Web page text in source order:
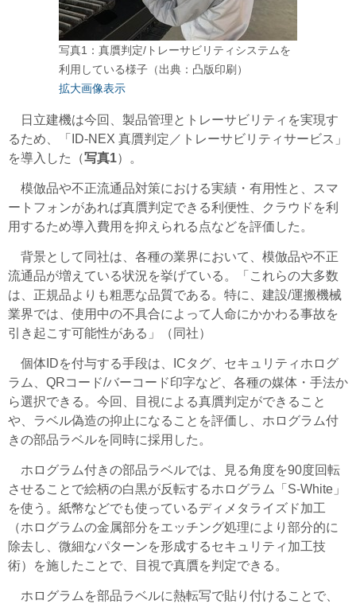
写真1：真贋判定/トレーサビリティシステムを
利用している様子（出典：凸版印刷）
拡大画像表示
日立建機は今回、製品管理とトレーサビリティを実現す
るため、「ID-NEX 真贋判定／トレーサビリティサービス」
を導入した（写真1）。
模倣品や不正流通品対策における実績・有用性と、スマ
ートフォンがあれば真贋判定できる利便性、クラウドを利
用するため導入費用を抑えられる点などを評価した。
背景として同社は、各種の業界において、模倣品や不正
流通品が増えている状況を挙げている。「これらの大多数
は、正規品よりも粗悪な品質である。特に、建設/運搬機械
業界では、使用中の不具合によって人命にかかわる事故を
引き起こす可能性がある」（同社）
個体IDを付与する手段は、ICタグ、セキュリティホログ
ラム、QRコード/バーコード印字など、各種の媒体・手法か
ら選択できる。今回、目視による真贋判定ができること
や、ラベル偽造の抑止になることを評価し、ホログラム付
きの部品ラベルを同時に採用した。
ホログラム付きの部品ラベルでは、見る角度を90度回転
させることで絵柄の白黒が反転するホログラム「S-White」
を使う。紙幣などでも使っているディメタライズド加工
（ホログラムの金属部分をエッチング処理により部分的に
除去し、微細なパターンを形成するセキュリティ加工技
術）を施したことで、目視で真贋を判定できる。
ホログラムを部品ラベルに熱転写で貼り付けることで、